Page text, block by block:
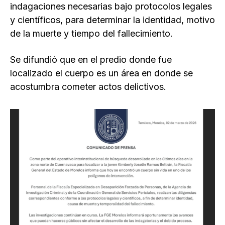
indagaciones necesarias bajo protocolos legales
y científicos, para determinar la identidad, motivo
de la muerte y tiempo del fallecimiento.
Se difundió que en el predio donde fue
localizado el cuerpo es un área en donde se
acostumbra cometer actos delictivos.